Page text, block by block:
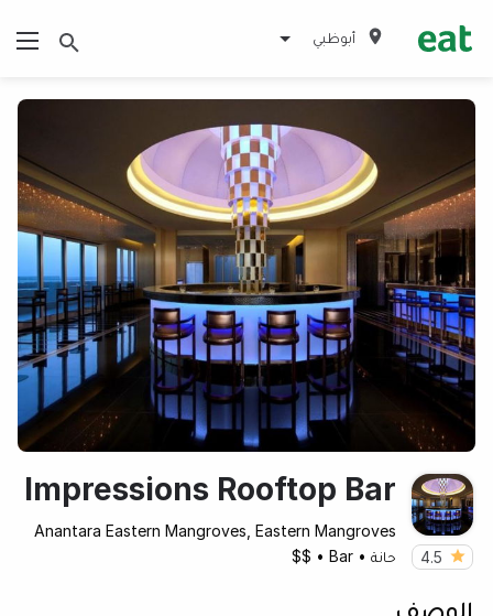
أبوظبي
4.5
Impressions Rooftop Bar
Anantara Eastern Mangroves, Eastern Mangroves
حانة •
Bar
•
$$